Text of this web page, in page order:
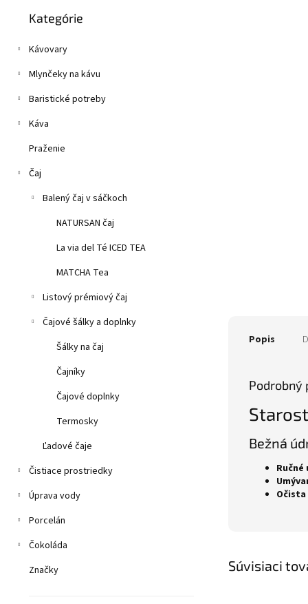
n
e
kategórie
Kategórie
Kávovary
Mlynčeky na kávu
Baristické potreby
Káva
Praženie
Čaj
Balený čaj v sáčkoch
NATURSAN čaj
La via del Té ICED TEA
MATCHA Tea
Listový prémiový čaj
Čajové šálky a doplnky
Šálky na čaj
Čajníky
Čajové doplnky
Termosky
Ľadové čaje
Čistiace prostriedky
Úprava vody
Porcelán
Čokoláda
Značky
Popis
Podrobný
Bežná
Ručné
Súvisiaci